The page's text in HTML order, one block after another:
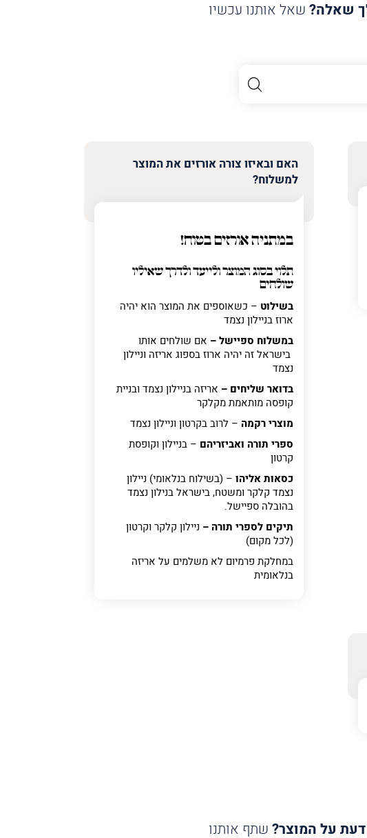
שאלה? שאל אותנו עכשיו
האם ובאיזו צורה אורזים את המוצר
למשלוח?
במתניה אורזים בטוח!
תלוי בסוג המוצר ולייעד ולדרך שאיליו
שולחים
בשילוט – כשאוספים את המוצר הוא יהיה
ארוז בניילון נצמד
במשלוח ספיישל – אם שולחים אותו
בישראל זה יהיה ארוז בספוג אריזה וניילון
נצמד
בדואר שליחים – אריזה בניילון נצמד ובניית
קופסה מותאמת מקלקר
מוצרי רקמה – לרוב בקרטון וניילון נצמד
ספרי תורה ואביזריהם – בניילון וקופסת
קרטון
כסאות אליהו – (בשילוח בנלאומי) ניילון
נצמד קלקר ומשטח, בישראל בנילון נצמד
בהובלה ספיישל.
תיקים לספרי תורה – ניילון קלקר וקרטון
(לכל מקום)
במחלקת פרמיום לא משלמים על אריזה
בנלאומית
על המוצר? שתף אותנו